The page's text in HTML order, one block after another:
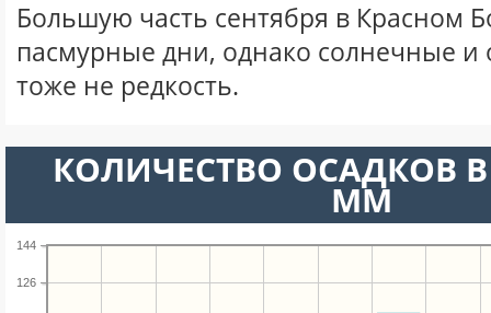
Большую часть сентября в Красном
пасмурные дни, однако солнечные
тоже не редкость.
КОЛИЧЕСТВО ОСАДКОВ В
ММ
126
144